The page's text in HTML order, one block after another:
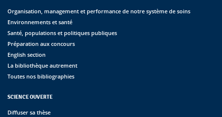
Organisation, management et performance de notre système de soins
Environnements et santé
Santé, populations et politiques publiques
Préparation aux concours
English section
La bibliothèque autrement
Toutes nos bibliographies
SCIENCE OUVERTE
Diffuser sa thèse